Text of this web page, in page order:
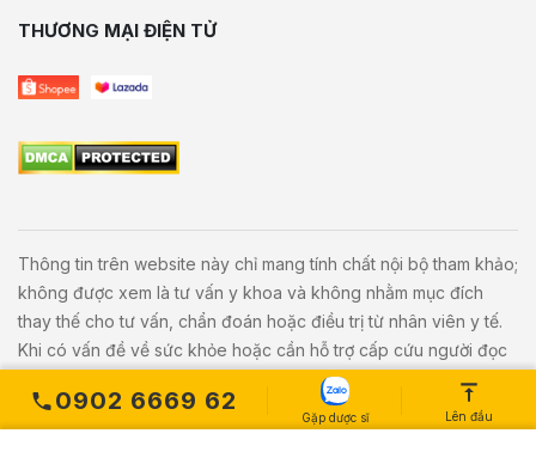
0902 6669 62
Gặp dược sĩ Lên đầu
THƯƠNG MẠI ĐIỆN TỬ
Thông tin trên website này chỉ mang tính chất nội bộ tham khảo;
không được xem là tư vấn y khoa và không nhằm mục đích
thay thế cho tư vấn, chẩn đoán hoặc điều trị từ nhân viên y tế.
Khi có vấn đề về sức khỏe hoặc cần hỗ trợ cấp cứu người đọc
cần liên hệ bác sĩ và cơ sở y tế gần nhất.
Copyright © 2020Vivita.vnAll Rights Reserved. Powered byL